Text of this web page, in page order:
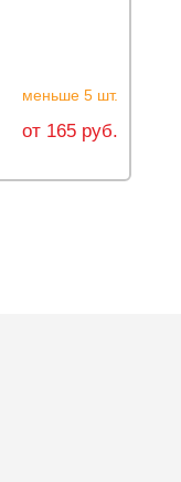
меньше 5 шт.
от 165 руб.